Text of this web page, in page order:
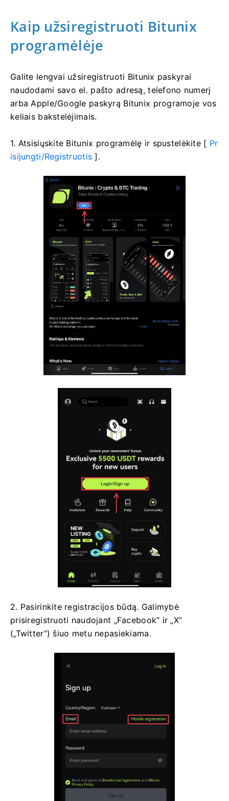
Kaip užsiregistruoti Bitunix
programėlėje
Galite lengvai užsiregistruoti Bitunix paskyrai
naudodami savo el. pašto adresą, telefono numerį
arba Apple/Google paskyrą Bitunix programoje vos
keliais bakstelėjimais.
1. Atsisiųskite Bitunix programėlę ir spustelėkite [ Pr
isijungti/Registruotis ].
2. Pasirinkite registracijos būdą. Galimybė
prisiregistruoti naudojant „Facebook“ ir „X“
(„Twitter“) šiuo metu nepasiekiama.